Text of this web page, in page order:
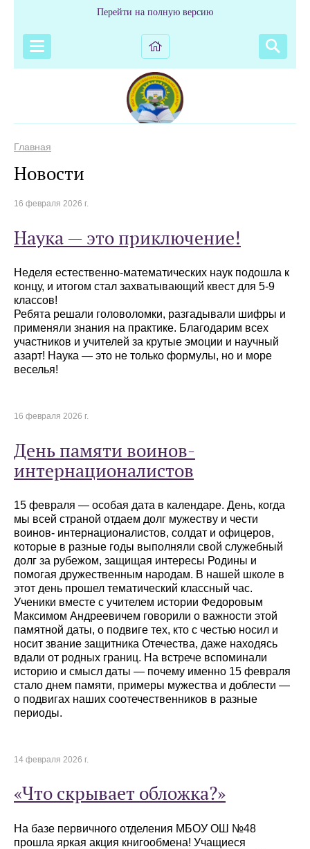
Перейти на полную версию
Главная
Новости
16 февраля 2026 г.
Наука — это приключение!
Неделя естественно-математических наук подошла к
концу, и итогом стал захватывающий квест для 5-9
классов!
Ребята решали головоломки, разгадывали шифры и
применяли знания на практике. Благодарим всех
участников и учителей за крутые эмоции и научный
азарт! Наука — это не только формулы, но и море
веселья!
16 февраля 2026 г.
День памяти воинов-
интернационалистов
15 февраля — особая дата в календаре. День, когда
мы всей страной отдаем долг мужеству и чести
воинов- интернационалистов, солдат и офицеров,
которые в разные годы выполняли свой служебный
долг за рубежом, защищая интересы Родины и
помогая дружественным народам. В нашей школе в
этот день прошел тематический классный час.
Ученики вместе с учителем истории Федоровым
Максимом Андреевичем говорили о важности этой
памятной даты, о подвиге тех, кто с честью носил и
носит звание защитника Отечества, даже находясь
вдали от родных границ. На встрече вспоминали
историю и смысл даты — почему именно 15 февраля
стало днем памяти, примеры мужества и доблести —
о подвигах наших соотечественников в разные
периоды.
14 февраля 2026 г.
«Что скрывает обложка?»
На базе первичного отделения МБОУ ОШ №48
прошла яркая акция книгообмена! Учащиеся